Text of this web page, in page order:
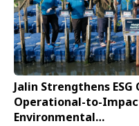
Jalin Strengthens
Operational-to-
Environmental…